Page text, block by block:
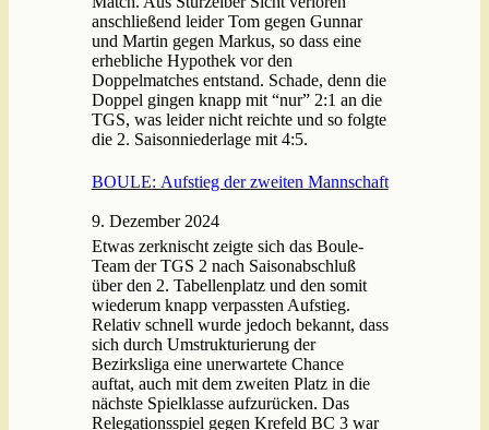
anschließend leider Tom gegen Gunnar
und Martin gegen Markus, so dass eine
erhebliche Hypothek vor den
Doppelmatches entstand. Schade, denn die
Doppel gingen knapp mit “nur” 2:1 an die
TGS, was leider nicht reichte und so folgte
die 2. Saisonniederlage mit 4:5.
BOULE: Aufstieg der zweiten Mannschaft
9. Dezember 2024
Etwas zerknischt zeigte sich das Boule-
Team der TGS 2 nach Saisonabschluß
über den 2. Tabellenplatz und den somit
wiederum knapp verpassten Aufstieg.
Relativ schnell wurde jedoch bekannt, dass
sich durch Umstrukturierung der
Bezirksliga eine unerwartete Chance
auftat, auch mit dem zweiten Platz in die
nächste Spielklasse aufzurücken. Das
Relegationsspiel gegen Krefeld BC 3 war